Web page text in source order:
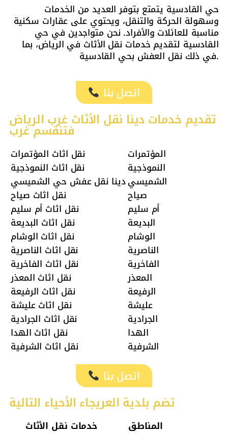
حي القادسية يتمتع بتوفر العديد من الخدمات
وسهولة الحركة والتنقل، ويحتوي على عقارات سكنية
مناسبة للعائلات والأفراد. نحن متواجدين في حي
القادسية لتقديم خدمات نقل الأثاث في الرياض، بما
في ذلك نقل العفش بحي القادسية.
اتصل بنا
تقديم خدمات دينا نقل الأثاث غرب الرياض
فتنقسم غرب
نقل اثاث المؤتمرات
المؤتمرات
نقل اثاث النموذجية
النموذجية
دينا نقل عفش حي الشميسيالشميسي
نقل اثاث صياح
صياح
نقل اثاث أم سليم
أم سليم
نقل اثاث البديعة
البديعة
نقل اثاث الوشام
الوشام
نقل اثاث الناصرية
الناصرية
نقل اثاث الفاخرية
الفاخرية
نقل اثاث المعذر
المعذر
نقل اثاث الرفيعة
الرفيعة
نقل اثاث عليشة
عليشة
نقل اثاث الجرادية
الجرادية
نقل اثاث الهدا
الهدا
نقل اثاث الشرفية
الشرفية
اتصل بنا
تضم بلدية العريجاء الأحياء التالية
خدمات نقل الأثاث
المناطق